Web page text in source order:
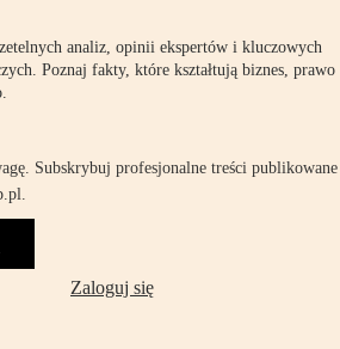
analiz, opinii ekspertów i kluczowych
Poznaj fakty, które kształtują biznes, prawo
Subskrybuj profesjonalne treści publikowane
Zaloguj się